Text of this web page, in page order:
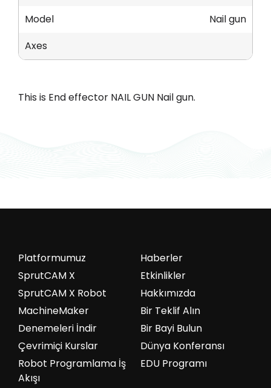
Model
Nail gun
Axes
This is End effector NAIL GUN Nail gun.
Haberler
Etkinlikler
Hakkımızda
Bir Teklif Alın
Bir Bayi Bulun
Dünya Konferansı
EDU Programı
Platformumuz
SprutCAM X
SprutCAM X Robot
MachineMaker
Denemeleri İndir
Çevrimiçi Kurslar
Robot Programlama İş
Akışı